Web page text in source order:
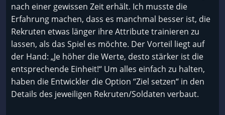
nach einer gewissen Zeit erhält. Ich musste die
Erfahrung machen, dass es manchmal besser ist, die
Rekruten etwas länger ihre Attribute trainieren zu
lassen, als das Spiel es möchte. Der Vorteil liegt auf
der Hand: „Je höher die Werte, desto stärker ist die
entsprechende Einheit!“ Um alles einfach zu halten,
haben die Entwickler die Option “Ziel setzen“ in den
Details des jeweiligen Rekruten/Soldaten verbaut.